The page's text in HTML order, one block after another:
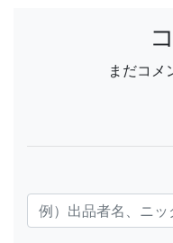
まだコメ